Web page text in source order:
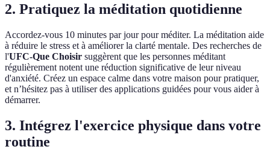
2. Pratiquez la méditation quotidienne
Accordez-vous 10 minutes par jour pour méditer. La méditation aide
à réduire le stress et à améliorer la clarté mentale. Des recherches de
l'UFC-Que Choisir suggèrent que les personnes méditant
régulièrement notent une réduction significative de leur niveau
d'anxiété. Créez un espace calme dans votre maison pour pratiquer,
et n’hésitez pas à utiliser des applications guidées pour vous aider à
démarrer.
3. Intégrez l'exercice physique dans votre
routine